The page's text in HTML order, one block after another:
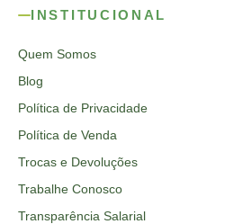
INSTITUCIONAL
Quem Somos
Blog
Política de Privacidade
Política de Venda
Trocas e Devoluções
Trabalhe Conosco
Transparência Salarial